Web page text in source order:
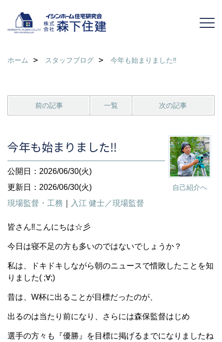
ホーム スタッフブログ 今年も始まりました‼
前の記事 一覧 次の記事
自己紹介へ
今年も始まりました‼
公開日：2026/06/30(火)
更新日：2026/06/30(火)
現場監督・工務
入江 健士／現場監督
皆さん‼こんにちは☆彡
今日は寝不足の方も多いのではないでしょうか？
私は、ドキドキしながら朝のニュースで惜敗したことを知
りました( ;∀;)
昔は、W杯に出ることが目標だったのが、
出るのは当たり前になり、さらには森保監督はじめ
選手の方々も『優勝』を目標に掲げるまでになりましたね